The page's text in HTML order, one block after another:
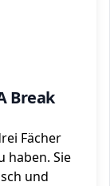
Break
Fächer
haben. Sie
und